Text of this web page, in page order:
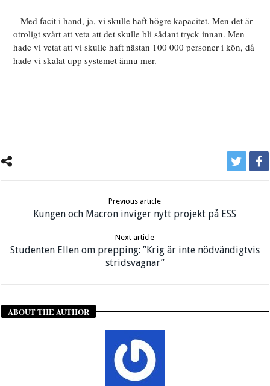
– Med facit i hand, ja, vi skulle haft högre kapacitet. Men det är
otroligt svårt att veta att det skulle bli sådant tryck innan. Men
hade vi vetat att vi skulle haft nästan 100 000 personer i kön, då
hade vi skalat upp systemet ännu mer.
Previous article
Kungen och Macron inviger nytt projekt på ESS
Next article
Studenten Ellen om prepping: ”Krig är inte nödvändigtvis
stridsvagnar”
ABOUT THE AUTHOR